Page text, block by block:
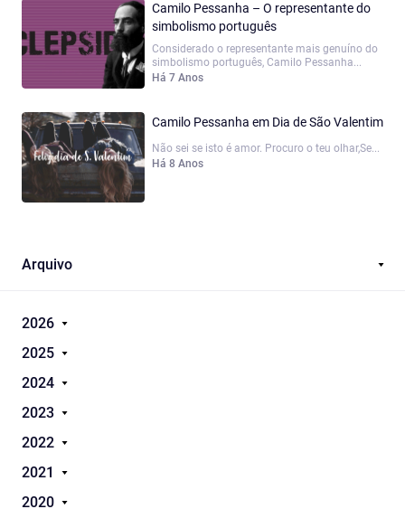
Camilo Pessanha – O representante do
simbolismo português
Considerado o representante mais genuíno do
simbolismo português, Camilo Pessanha...
Há 7 Anos
Camilo Pessanha em Dia de São Valentim
Não sei se isto é amor. Procuro o teu olhar,Se...
Há 8 Anos
Arquivo
2026
2025
2024
2023
2022
2021
2020